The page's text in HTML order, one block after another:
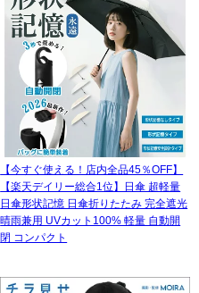
【今すぐ使える！店内全品45％OFF】
【楽天デイリー総合1位】日傘 超軽量
日傘形状記憶 日傘折りたたみ 完全遮光
晴雨兼用 UVカット100% 軽量 自動開
閉 コンパクト